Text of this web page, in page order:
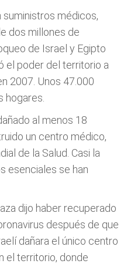
suministros médicos,
dos millones de
de Israel y Egipto
el poder del territorio a
2007. Unos 47.000
hogares.
al menos 18
un centro médico,
de la Salud. Casi la
esenciales se han
dijo haber recuperado
después de que
dañara el único centro
el territorio, donde